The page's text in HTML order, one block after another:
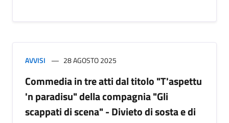
AVVISI 28 AGOSTO 2025
Commedia in tre atti dal titolo "T'aspettu
'n paradisu" della compagnia "Gli
scappati di scena" - Divieto di sosta e di